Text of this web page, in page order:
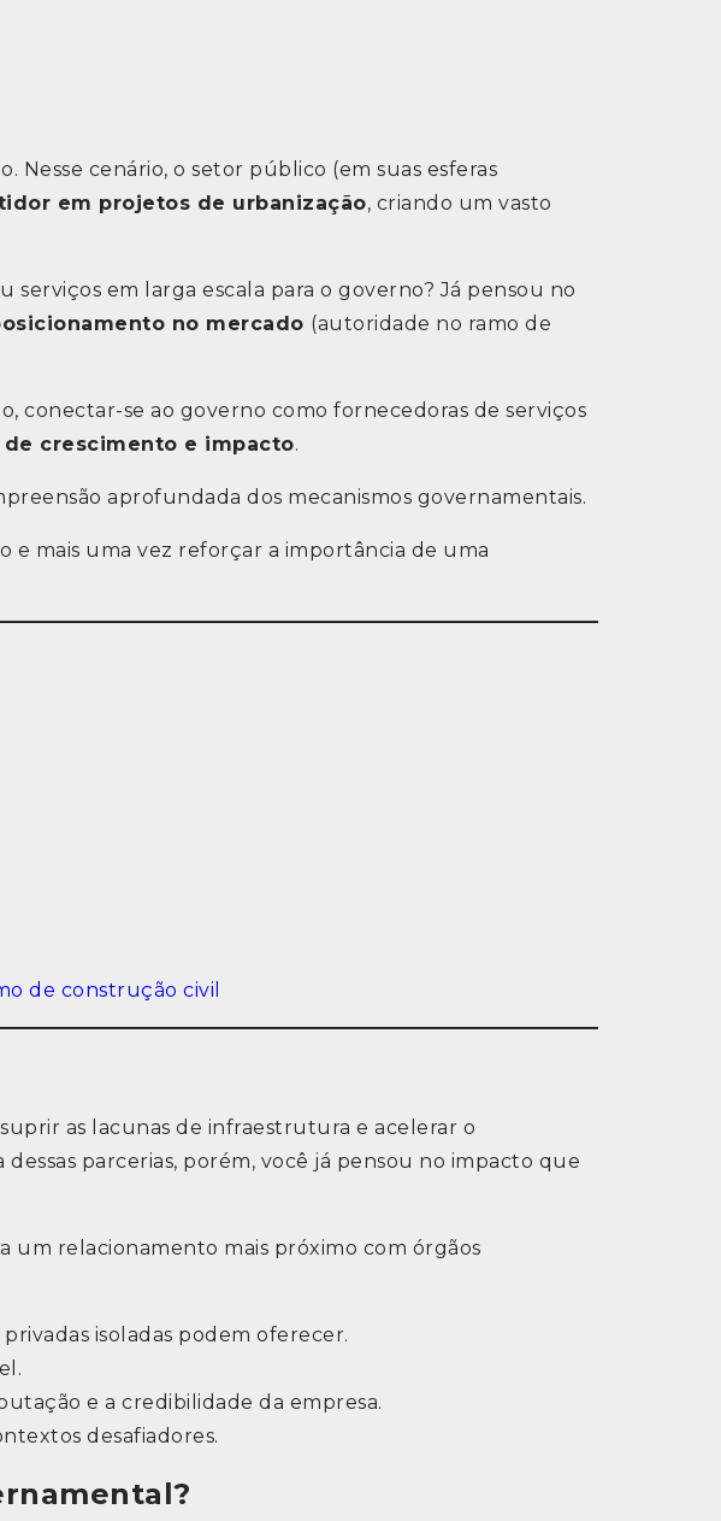
Nesse cenário, o setor público (em suas esferas
em projetos de urbanização, criando um vasto
em larga escala para o governo? Já pensou no
no mercado (autoridade no ramo de
conectar-se ao governo como fornecedoras de serviços
crescimento e impacto.
aprofundada dos mecanismos governamentais.
e mais uma vez reforçar a importância de uma
de construção civil
as lacunas de infraestrutura e acelerar o
parcerias, porém, você já pensou no impacto que
um relacionamento mais próximo com órgãos
isoladas podem oferecer.
e a credibilidade da empresa.
desafiadores.